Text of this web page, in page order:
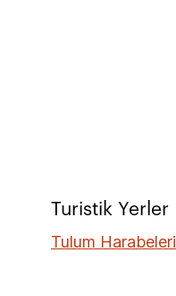
Turistik Yerler
Tulum Harabeleri